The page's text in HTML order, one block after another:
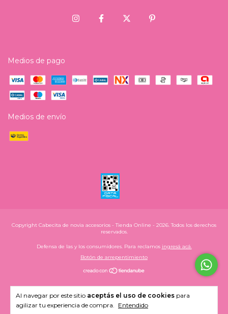
Al navegar por este sitio aceptás el uso de cookies para
agilizar tu experiencia de compra. Entendido
Medios de pago
Medios de envío
Copyright Cabecita de novia accesorios - Tienda Online - 2026. Todos los derechos
reservados.
Defensa de las y los consumidores. Para reclamos ingresá acá.
Botón de arrepentimiento